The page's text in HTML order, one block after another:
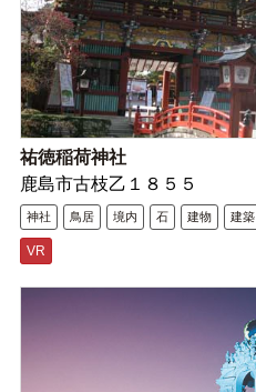
祐徳稲荷神社
鹿島市古枝乙１８５５
神社 鳥居 境内 石 建物 建築
VR